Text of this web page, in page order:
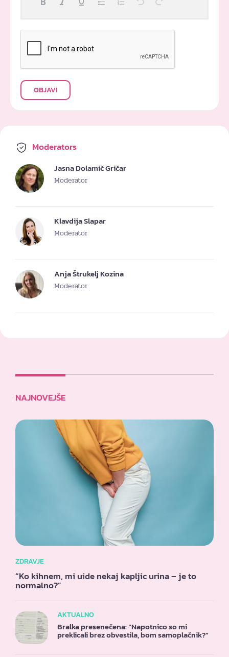
OBJAVI
Moderators
Jasna Dolamič Gričar
Moderator
Klavdija Slapar
Moderator
Anja Štrukelj Kozina
Moderator
NAJNOVEJŠE
ZDRAVJE
“Ko kihnem, mi uide nekaj kapljic urina – je to
normalno?”
AKTUALNO
Bralka presenečena: “Napotnico so mi
preklicali brez obvestila, bom samoplačnik?”